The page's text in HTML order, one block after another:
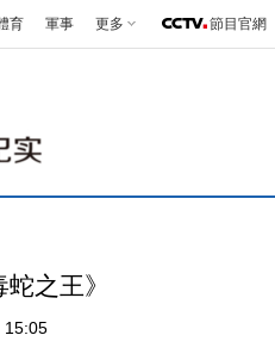
育 軍事 更多 節目官網
之王》
15:05